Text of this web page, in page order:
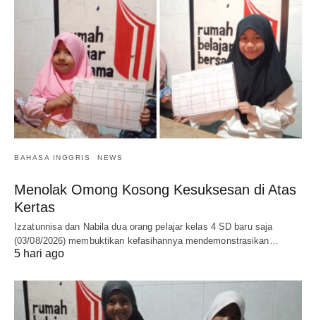
BAHASA INGGRIS NEWS
Menolak Omong Kosong Kesuksesan di Atas
Kertas
Izzatunnisa dan Nabila dua orang pelajar kelas 4 SD baru saja
(03/08/2026) membuktikan kefasihannya mendemonstrasikan…
5 hari ago